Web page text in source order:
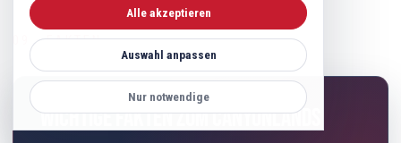
09 · FAKTEN
Wichtige Fakten zum Canyonlands
Alle akzeptieren
Auswahl anpassen
Nur notwendige